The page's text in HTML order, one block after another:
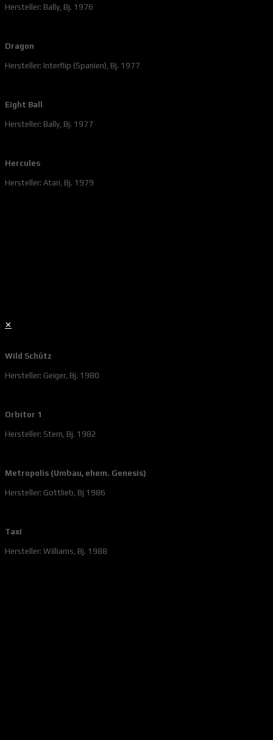
Hersteller: Bally, Bj. 1976
Dragon
Hersteller: Interflip (Spanien), Bj. 1977
Eight Ball
Hersteller: Bally, Bj. 1977
Hercules
Hersteller: Atari, Bj. 1979
✕
Wild Schütz
Hersteller: Geiger, Bj. 1980
Orbitor 1
Hersteller: Stern, Bj. 1982
Metropolis (Umbau, ehem. Genesis)
Hersteller: Gottlieb, Bj 1986
Taxi
Hersteller: Williams, Bj. 1988